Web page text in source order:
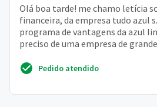
Olá boa tarde! me chamo letícia
financeira, da empresa tudo azul s.
programa de vantagens da azul
preciso de uma empresa de
Pedido atendido